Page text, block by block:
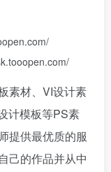
素材、VI设计素
计模板等PS素
提供最优质的服
己的作品并从中